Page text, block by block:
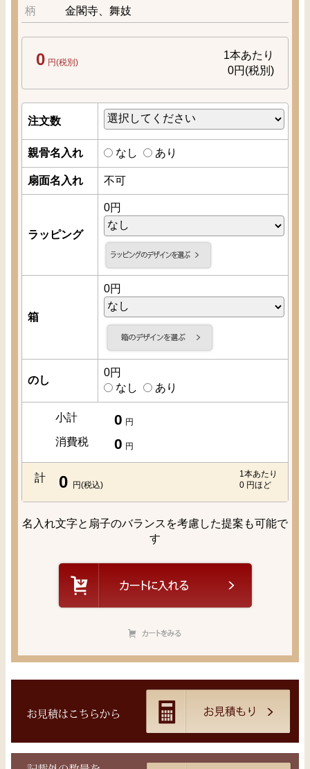
柄 金閣寺、舞妓
0 円(税別)
1本あたり
0円(税別)
注文数
親骨名入れ なし あり
扇面名入れ 不可
ラッピング
0円
箱
0円
のし
0円
なし
あり
小計 0 円
消費税 0 円
1本あたり
0 円ほど
計 0 円(税込)
名入れ文字と扇子のバランスを考慮した提案も可能で
す